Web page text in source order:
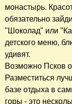
монастырь.
обязательно
"Шоколад" или
детского меню,
удивят.
Возможно Псков
Разместиться
базе отдыха в
горы - это